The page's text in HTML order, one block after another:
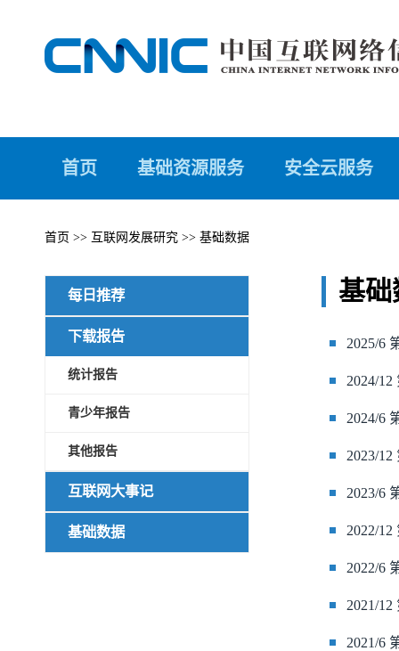
首页 基础资源服务 安全云服务
首页 >> 互联网发展研究 >> 基础数据
每日推荐
下载报告
统计报告
青少年报告
其他报告
互联网大事记
基础数据
基础
2025/6
2024/
2024/6
2023/
2023/6
2022/
2022/6
2021/
2021/6